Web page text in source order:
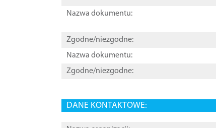
Nazwa dokumentu:
Zgodne/niezgodne:
Nazwa dokumentu:
Zgodne/niezgodne:
DANE KONTAKTOWE: